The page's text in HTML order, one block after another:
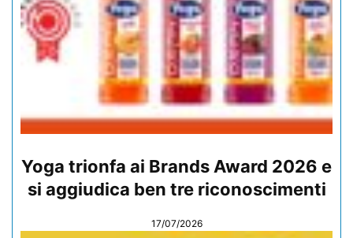
Yoga trionfa ai Brands Award 2026 e
si aggiudica ben tre riconoscimenti
17/07/2026